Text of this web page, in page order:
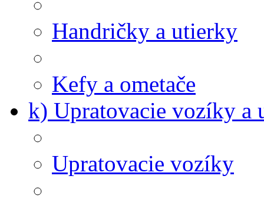
Handričky a utierky
Kefy a ometače
k) Upratovacie vozíky a
Upratovacie vozíky